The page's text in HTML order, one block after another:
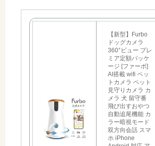
【新型】Furbo
ドッグカメラ
360°ビュー プレ
ミア定額パッケ
ージ [ファーボ]
AI搭載 wifi ペッ
トカメラ ペット
見守りカメラ カ
メラ 犬 留守番
飛び出すおやつ
自動追尾機能 カ
ラー暗視モード
双方向会話 スマ
ホ iPhone